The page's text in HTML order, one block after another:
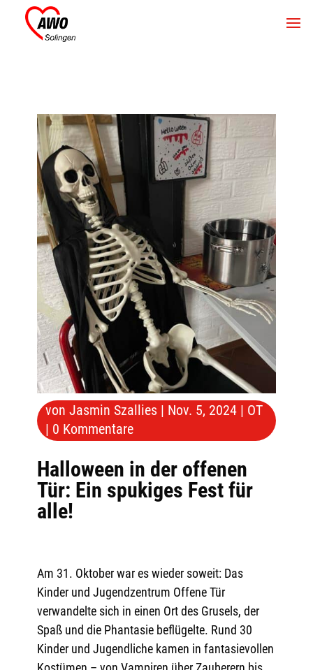
Halloween in der offenen
Tür: Ein spukiges Fest für
alle!
von Jasmin Szallies | Nov. 5, 2024| OT
| 0 Kommentare
Am 31. Oktober war es wieder soweit: Das
Kinder und Jugendzentrum Offene Tür
verwandelte sich in einen Ort des Grusels, der
Spaß und die Phantasie beflügelte. Rund 30
Kinder und Jugendliche kamen in fantasievollen